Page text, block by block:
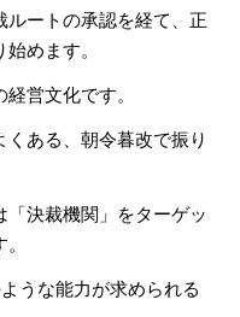
ルートの承認を経て、正
めます。
営文化です。
ある、朝令暮改で振り
決裁機関」をターゲッ
うな能力が求められる